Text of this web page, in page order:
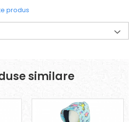
produs
similare